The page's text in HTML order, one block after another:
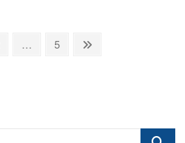
… Page
5
Next
Пребарај